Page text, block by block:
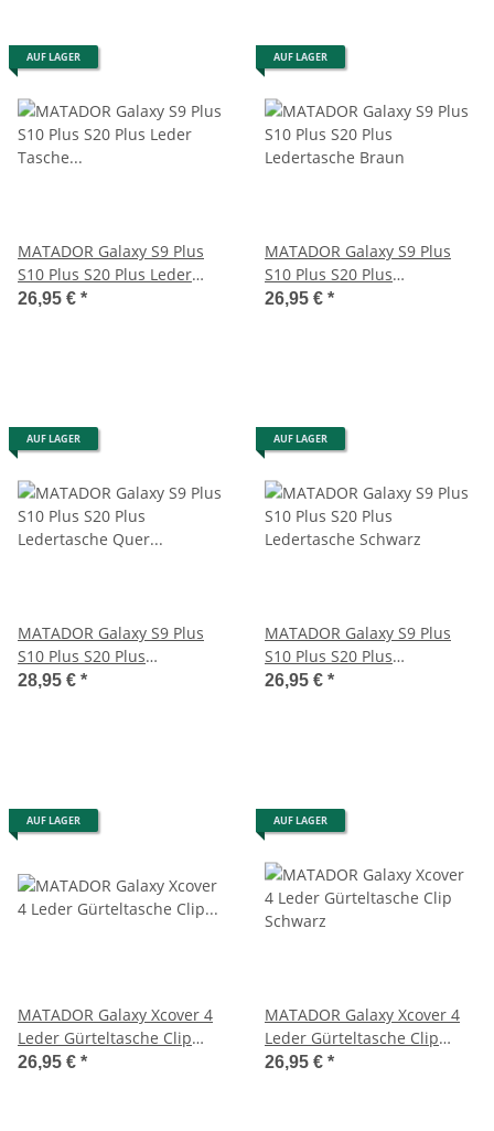
AUF LAGER
MATADOR Galaxy S9 Plus
S10 Plus S20 Plus Leder
Tasche Hülle Braun
26,95 € *
AUF LAGER
MATADOR Galaxy S9 Plus
S10 Plus S20 Plus
Ledertasche Braun
26,95 € *
AUF LAGER
MATADOR Galaxy S9 Plus
S10 Plus S20 Plus
Ledertasche Quer Braun
28,95 € *
AUF LAGER
MATADOR Galaxy S9 Plus
S10 Plus S20 Plus
Ledertasche Schwarz
26,95 € *
AUF LAGER
MATADOR Galaxy Xcover 4
Leder Gürteltasche Clip
Schlaufe Schwarz
26,95 € *
AUF LAGER
MATADOR Galaxy Xcover 4
Leder Gürteltasche Clip
Schwarz
26,95 € *